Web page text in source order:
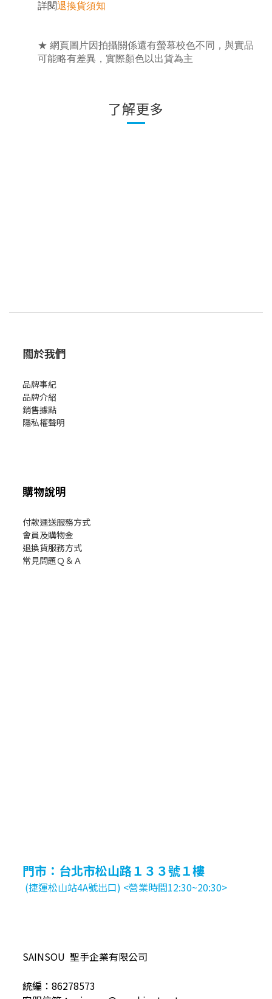
詳閱退換貨須知
★ 網頁圖片因拍攝關係還有螢幕校色不同，與實品
可能略有差異，實際顏色以出貨為主
了解更多
關於我們
品牌事紀
品牌介紹
銷售據點
隱私權聲明
購物說明
付款運送服務方式
會員及購物金
退換貨服務方式
常見問題Ｑ＆Ａ
門市：台北市松山路１３３號１樓
(捷運松山站4A號出口) <營業時間12:30~20:30>
SAINSOU 聖手企業有限公司
統編：86278573